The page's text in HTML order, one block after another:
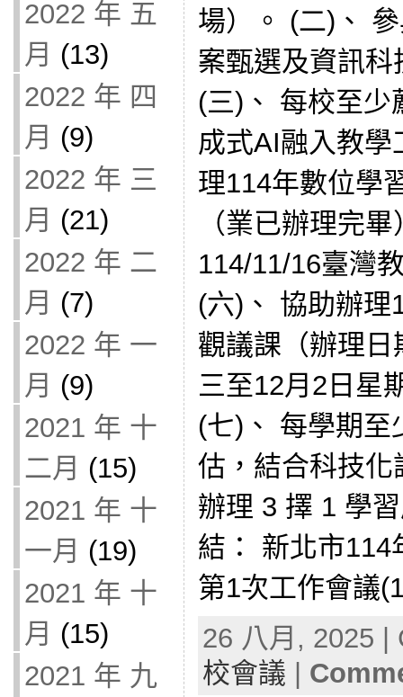
2022 年 五
月 (13)
2022 年 四
月 (9)
2022 年 三
月 (21)
2022 年 二
月 (7)
2022 年 一
月 (9)
2021 年 十
二月 (15)
2021 年 十
一月 (19)
2021 年 十
月 (15)
2021 年 九
場）。 (二)、
案甄選及資訊
(三)、 每校至少
成式AI融入教
理114年數位學
（業已辦理完
114/11/16臺灣
(六)、 協助辦理
觀議課（辦理
三至12月2日星
(七)、 每學期至
估，結合科技
辦理 3 擇 1 學
結： 新北市114
第1次工作會議
26 八月, 2025
校會議